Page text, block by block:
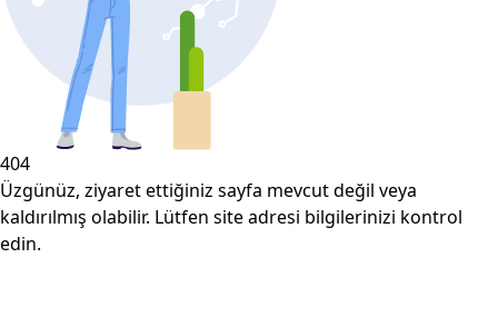
404
Üzgünüz, ziyaret ettiğiniz sayfa mevcut değil veya
kaldırılmış olabilir. Lütfen site adresi bilgilerinizi kontrol
edin.